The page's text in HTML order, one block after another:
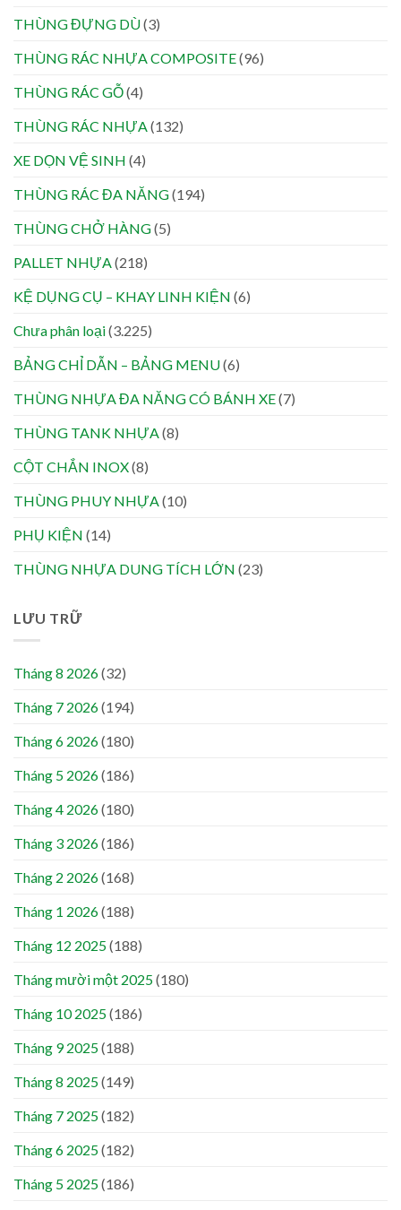
THÙNG ĐỰNG DÙ(3)
THÙNG RÁC NHỰA COMPOSITE(96)
THÙNG RÁC GỖ(4)
THÙNG RÁC NHỰA(132)
XE DỌN VỆ SINH (4)
THÙNG RÁC ĐA NĂNG(194)
THÙNG CHỞ HÀNG(5)
PALLET NHỰA(218)
KỆ DỤNG CỤ – KHAY LINH KIỆN (6)
Chưa phân loại(3.225)
BẢNG CHỈ DẪN – BẢNG MENU(6)
THÙNG NHỰA ĐA NĂNG CÓ BÁNH XE(7)
THÙNG TANK NHỰA(8)
CỘT CHẮN INOX(8)
THÙNG PHUY NHỰA(10)
PHỤ KIỆN (14)
THÙNG NHỰA DUNG TÍCH LỚN (23)
LƯU TRỮ
Tháng 8 2026(32)
Tháng 7 2026(194)
Tháng 6 2026(180)
Tháng 5 2026(186)
Tháng 4 2026(180)
Tháng 3 2026(186)
Tháng 2 2026(168)
Tháng 1 2026(188)
Tháng 12 2025(188)
Tháng mười một 2025(180)
Tháng 10 2025(186)
Tháng 9 2025(188)
Tháng 8 2025(149)
Tháng 7 2025(182)
Tháng 6 2025(182)
Tháng 5 2025(186)